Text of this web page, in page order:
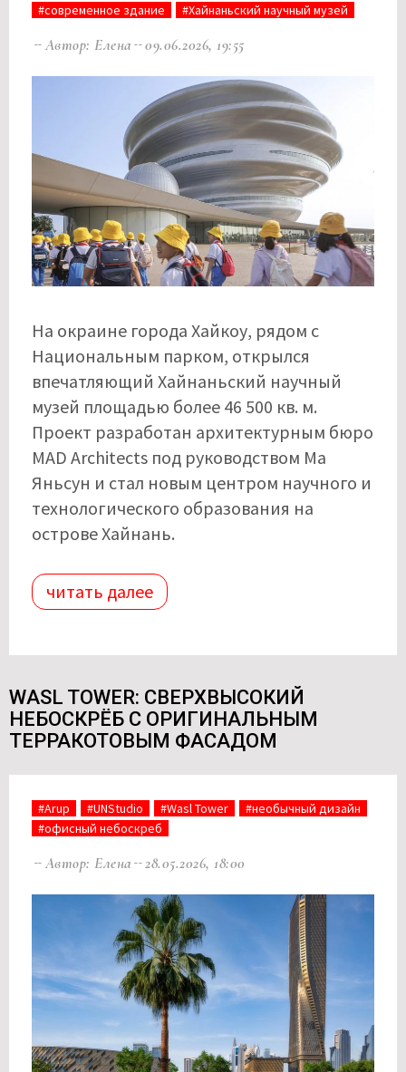
#современное здание
#Хайнаньский научный музей
Автор: Елена 09.06.2026, 19:55
На окраине города Хайкоу, рядом с
Национальным парком, открылся
впечатляющий Хайнаньский научный
музей площадью более 46 500 кв. м.
Проект разработан архитектурным бюро
MAD Architects под руководством Ма
Яньсун и стал новым центром научного и
технологического образования на
острове Хайнань.
читать далее
WASL TOWER: СВЕРХВЫСОКИЙ
НЕБОСКРЁБ С ОРИГИНАЛЬНЫМ
ТЕРРАКОТОВЫМ ФАСАДОМ
#Arup #UNStudio #Wasl Tower
#необычный дизайн
#офисный небоскреб
Автор: Елена 28.05.2026, 18:00